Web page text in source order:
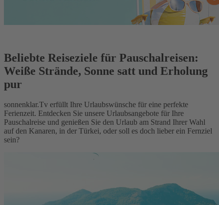
Beliebte Reiseziele für Pauschalreisen:
Weiße Strände, Sonne satt und Erholung
pur
sonnenklar.Tv erfüllt Ihre Urlaubswünsche für eine perfekte
Ferienzeit. Entdecken Sie unsere Urlaubsangebote für Ihre
Pauschalreise und genießen Sie den Urlaub am Strand Ihrer Wahl
auf den Kanaren, in der Türkei, oder soll es doch lieber ein Fernziel
sein?